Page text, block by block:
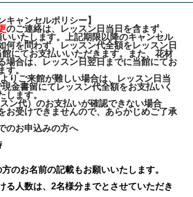
キャンセルポリシー】
のご連絡は、レッスン日当日を含まず、
いたします。上記期限以降のキャンセル
何を問わず、レッスン代全額をレッスン日
にてお支払いいただきます。また、花材
場合は、レッスン日翌日までに当館にてお
す。
りご来館が難しい場合は、レッスン日当
金書留にてレッスン代全額をお支払いく
します。
ン代）のお支払いが確認できない場合
お受けできませんので、あらかじめご了承
のお申込みの方へ
お名前の記載もお願いいたします。
る人数は、2名様分までとさせていただき